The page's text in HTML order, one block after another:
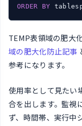
ORDER
BY
TEMP表領域の肥大
域の肥大化防止記事
参考になります。
使用率として見たい
合を出します。監視
ず、時間帯、実行中